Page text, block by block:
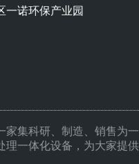
一诺环保产业园
家集科研、制造、销售为
理一体化设备，为大家提